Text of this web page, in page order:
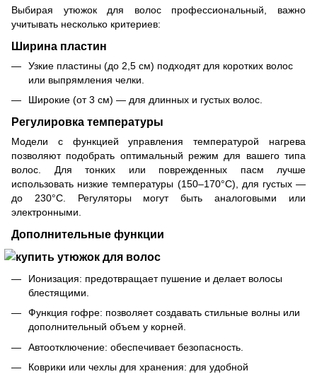
Выбирая утюжок для волос профессиональный, важно
учитывать несколько критериев:
Ширина пластин
Узкие пластины (до 2,5 см) подходят для коротких волос
или выпрямления челки.
Широкие (от 3 см) — для длинных и густых волос.
Регулировка температуры
Модели с функцией управления температурой нагрева
позволяют подобрать оптимальный режим для вашего типа
волос. Для тонких или поврежденных пасм лучше
использовать низкие температуры (150–170°C), для густых —
до 230°C. Регуляторы могут быть аналоговыми или
электронными.
Дополнительные функции
Ионизация: предотвращает пушение и делает волосы
блестящими.
Функция гофре: позволяет создавать стильные волны или
дополнительный объем у корней.
Автоотключение: обеспечивает безопасность.
Коврики или чехлы для хранения: для удобной